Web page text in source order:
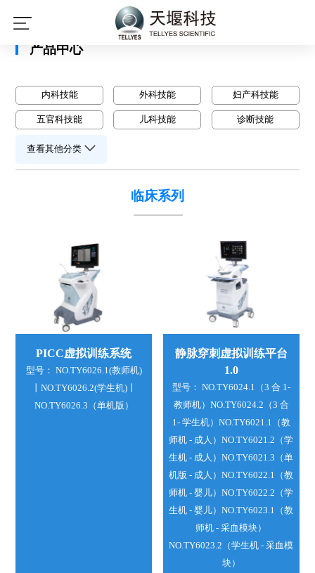
产品中心
内科技能 外科技能 妇产科技能
五官科技能 儿科技能 诊断技能
查看其他分类
临床系列
PICC虚拟训练系统
型号： NO.TY6026.1(教师机)
丨NO.TY6026.2(学生机)丨
NO.TY6026.3（单机版）
静脉穿刺虚拟训练平台
1.0
型号： NO.TY6024.1（3 合 1-
教师机）NO.TY6024.2（3 合
1- 学生机）NO.TY6021.1（教
师机 - 成人）NO.TY6021.2（学
生机 - 成人）NO.TY6021.3（单
机版 - 成人）NO.TY6022.1（教
师机 - 婴儿）NO.TY6022.2（学
生机 - 婴儿）NO.TY6023.1（教
师机 - 采血模块）
NO.TY6023.2（学生机 - 采血模
块）